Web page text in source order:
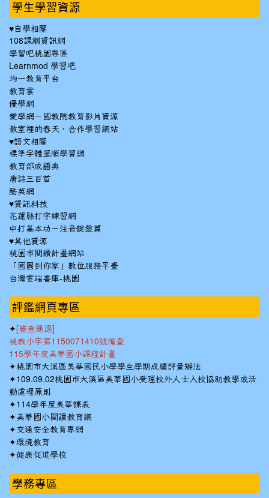
學生學習資源
♥自學相關
108課綱資訊網
學習吧桃園專區
Learnmod 學習吧
均一教育平台
教育雲
優學網
愛學網－國教院教育影片資源
教室裡的春天，合作學習網站
♥語文相關
標準字體筆順學習網
教育部成語典
唐詩三百首
酷英網
♥資訊科技
花蓮縣打字練習網
中打基本功－注音鍵盤篇
♥其他資源
桃園市閱讀計畫網站
「國圖到你家」數位服務平臺
台灣雲端書庫-桃園
::: 評鑑網頁專區
✦ [審查通過]
桃教小字第1150071410號備查
115學年度美華國小課程計畫
✦桃園市大溪區美華國民小學學生學期成績評量辦法
✦109.09.02桃園市大溪區美華國小受理校外人士入校協助教學或活
動處理原則
✦114學年度美華課表
✦美華國小閱讀教育網
✦ 交通安全教育專網
✦環境教育
✦健康促進學校
學務專區